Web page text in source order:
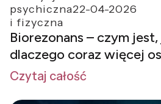
psychiczna
i fizyczna
22-04-2026
Biorezonans – czym jest,
dlaczego coraz więcej
korzysta?
Czytaj całość